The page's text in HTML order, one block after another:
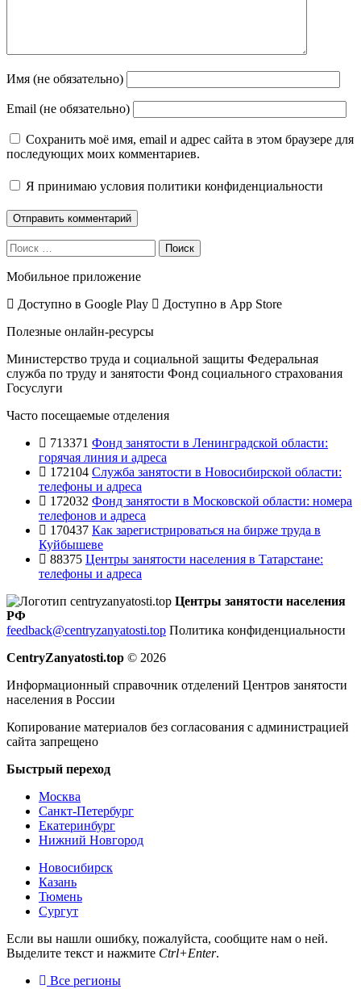
Имя (не обязательно)
Email (не обязательно)
Сохранить моё имя, email и адрес сайта в этом браузере для
последующих моих комментариев.
Я принимаю условия политики конфиденциальности
Поиск
Мобильное приложение
Доступно в Google Play Доступно в App Store
Полезные онлайн-ресурсы
Министерство труда и социальной защиты Федеральная
служба по труду и занятости Фонд социального страхования
Госуслуги
Часто посещаемые отделения
713371 Фонд занятости в Ленинградской области:
горячая линия и адреса
172104 Служба занятости в Новосибирской области:
телефоны и адреса
172032 Фонд занятости в Московской области: номера
телефонов и адреса
170437 Как зарегистрироваться на бирже труда в
Куйбышеве
88375 Центры занятости населения в Татарстане:
телефоны и адреса
Центры занятости населения
РФ
feedback@centryzanyatosti.top Политика конфиденциальности
CentryZanyatosti.top © 2026
Информационный справочник отделений Центров занятости
населения в России
Копирование материалов без согласования с администрацией
сайта запрещено
Быстрый переход
Москва
Санкт-Петербург
Екатеринбург
Нижний Новгород
Новосибирск
Казань
Тюмень
Сургут
Если вы нашли ошибку, пожалуйста, сообщите нам о ней.
Выделите текст и нажмите Ctrl+Enter.
Все регионы